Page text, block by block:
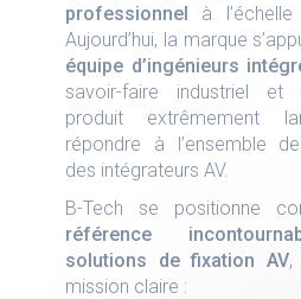
professionnel à l’échelle
Aujourd’hui, la marque
équipe d’ingénieurs
savoir-faire industriel et
produit extrêmement
répondre à l’ensemble
des intégrateurs AV.
B-Tech se positionne
référence
solutions de fixation AV,
mission claire :